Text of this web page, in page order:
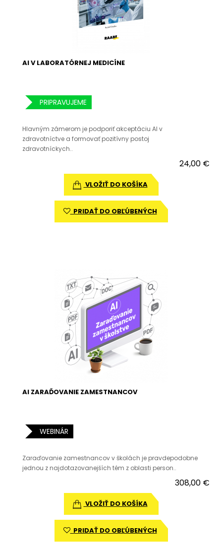
AI V LABORATÓRNEJ MEDICÍNE
PRIPRAVUJEME
Hlavným zámerom je podporiť akceptáciu AI v
zdravotníctve a formovať pozitívny postoj
zdravotníckych..
24,00 €
VLOŽIŤ DO KOŠÍKA
PRIDAŤ DO OBĽÚBENÝCH
AI ZARAĎOVANIE ZAMESTNANCOV
WEBINÁR
Zaraďovanie zamestnancov v školách je pravdepodobne
jednou z najdotazovanejších tém z oblasti person..
308,00 €
VLOŽIŤ DO KOŠÍKA
PRIDAŤ DO OBĽÚBENÝCH